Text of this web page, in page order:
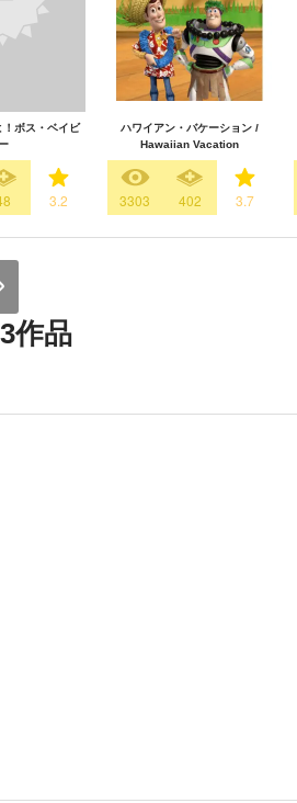
！ボス・ベイビ
ー
3.2
ハワイアン・バケーション /
Hawaiian Vacation
3303 402 3.7
作品